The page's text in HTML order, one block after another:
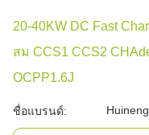
20-40KW DC Fast
สม CCS1 CCS2
OCPP1.6J
ชื่อแบรนด์: